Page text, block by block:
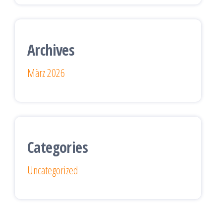
Archives
März 2026
Categories
Uncategorized